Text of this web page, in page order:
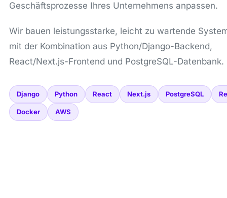
Geschäftsprozesse Ihres Unternehmens anpassen.
Wir bauen leistungsstarke, leicht zu wartende
mit der Kombination aus Python/Django-Backend,
React/Next.js-Frontend und PostgreSQL-Datenbank.
Django Python React Next.js PostgreSQL
Docker AWS